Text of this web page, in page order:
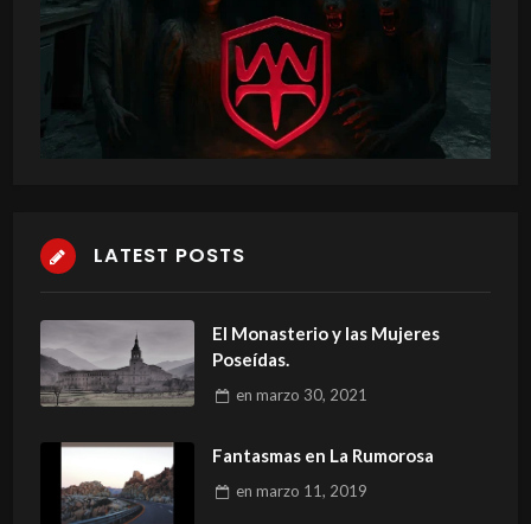
LATEST POSTS
El Monasterio y las Mujeres
Poseídas.
en marzo 30, 2021
Fantasmas en La Rumorosa
en marzo 11, 2019